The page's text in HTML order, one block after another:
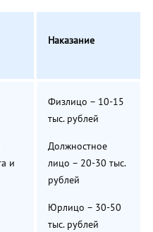
Наказание
и
Физлицо – 10-15
тыс. рублей
Должностное
лицо – 20-30 тыс.
рублей
Юрлицо – 30-50
тыс. рублей